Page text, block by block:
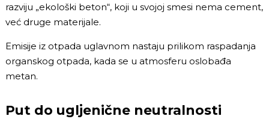
razviju „ekološki beton“, koji u svojoj smesi nema cement,
već druge materijale.
Emisije iz otpada uglavnom nastaju prilikom raspadanja
organskog otpada, kada se u atmosferu oslobađa
metan.
Put do ugljenične neutralnosti